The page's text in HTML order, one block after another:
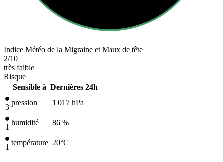
Indice Météo de la Migraine et Maux de tête
2/10
très faible
Risque
Sensible à Dernières 24h
3
pression 1 017 hPa
1
humidité 86 %
1
température 20°C